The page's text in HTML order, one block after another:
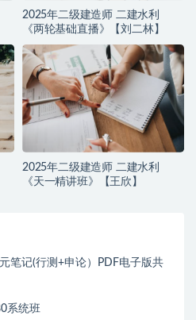
2025年二级建造师 二建水利
《两轮基础直播》【刘二林】
2025年二级建造师 二建水利
《天一精讲班》【王欣】
笔记(行测+申论）PDF电子版共
系统班